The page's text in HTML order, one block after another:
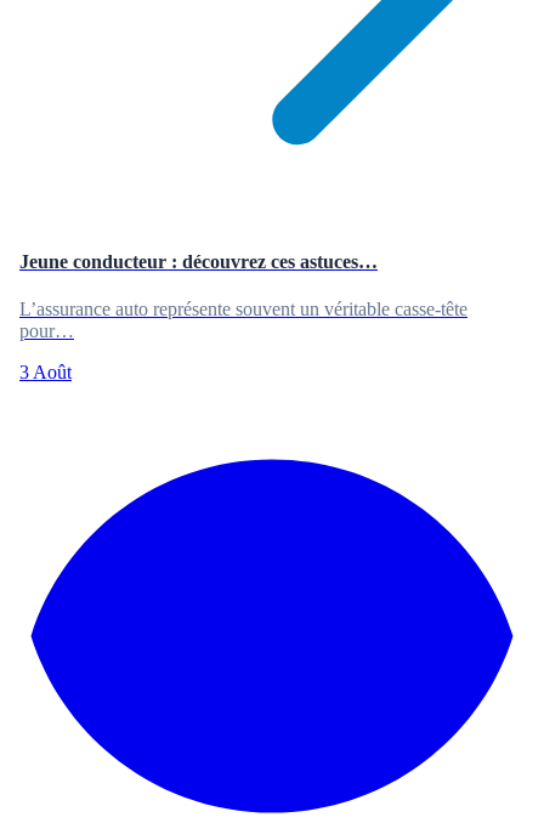
Jeune conducteur : découvrez ces astuces…
L’assurance auto représente souvent un véritable casse-tête
pour…
3 Août